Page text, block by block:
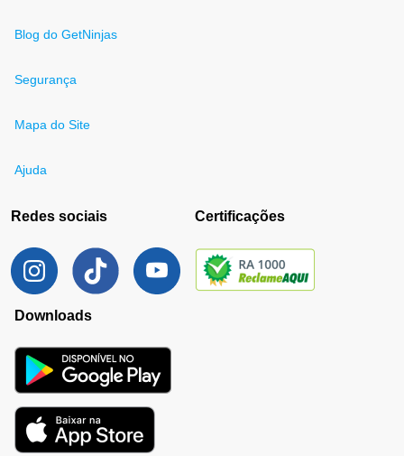
Blog do GetNinjas
Segurança
Mapa do Site
Ajuda
Redes sociais Certificações
Downloads